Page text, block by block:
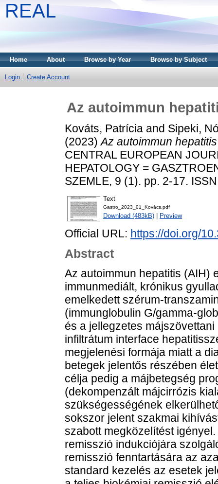
REAL
Home About Browse by Year Browse by Subject
Login Create Account
Az autoimmun
Kováts, Patrícia and Sipeki,
(2023)Az autoimmun
CENTRAL EUROPEAN
HEPATOLOGY =
SZEMLE, 9 (1). pp. 2-17.
Text
Gastro_2023_01_Kovács.pdf
Download (483kB) Preview
Official URL: https://doi.org/
Abstract
Az autoimmun hepatitis (AIH)
immunmediált, krónikus
emelkedett szérum-
(immunglobulin G/gamma-
és a jellegzetes
infiltrátum interface
megjelenési formája miatt a
betegek jelentős részében
célja pedig a májbetegség
(dekompenzált májcirrózis
szükségességének
sokszor jelent szakmai
szabott megközelítést
remisszió indukciójára
remisszió fenntartására az
standard kezelés az esetek